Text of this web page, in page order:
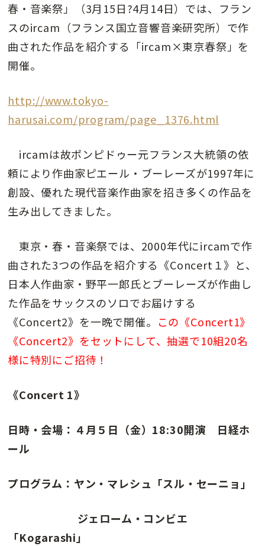
春・音楽祭」（3月15日?4月14日）では、フラン
スのircam（フランス国立音響音楽研究所）で作
曲された作品を紹介する「ircam×東京春祭」を
開催。
http://www.tokyo-
harusai.com/program/page_1376.html
ircamは故ポンピドゥー元フランス大統領の依
頼により作曲家ピエール・ブーレーズが1997年に
創設、優れた現代音楽作曲家を招き多くの作品を
生み出してきました。
東京・春・音楽祭では、2000年代にircamで作
曲された3つの作品を紹介する《Concert１》と、
日本人作曲家・野平一郎氏とブーレーズが作曲し
た作品をサックスのソロでお届けする
《Concert2》を一晩で開催。 この《Concert1》
《Concert2》をセットにして、抽選で10組20名
様に特別にご招待！
《Concert 1》
日時・会場：４月５日（金）18:30開演 日経ホ
ール
プログラム：ヤン・マレシュ「スル・セーニョ」
ジェローム・コンビエ
「Kogarashi」